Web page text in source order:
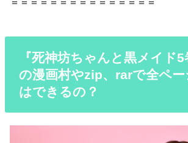
『死神坊ちゃんと黒メイド
の漫画村やzip、rarで全ペー
はできるの？